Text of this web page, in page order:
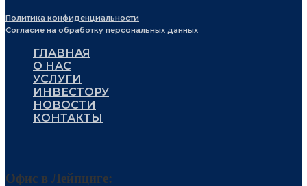
Политика конфиденциальности
Согласие на обработку персональных данных
ГЛАВНАЯ
О НАС
УСЛУГИ
ИНВЕСТОРУ
НОВОСТИ
КОНТАКТЫ
Офис в Лейпциге: